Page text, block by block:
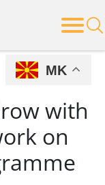
with
on
MK